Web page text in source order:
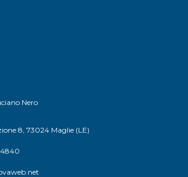
Nero
8, 73024 Maglie (LE)